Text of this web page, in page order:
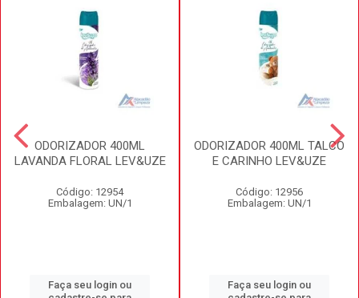
ODORIZADOR 400ML
LAVANDA FLORAL LEV&UZE
Código: 12954
Embalagem: UN/1
Faça seu login ou
ODORIZADOR 400ML TALCO
E CARINHO LEV&UZE
Código: 12956
Embalagem: UN/1
Faça seu login ou